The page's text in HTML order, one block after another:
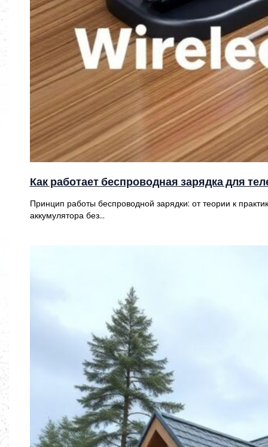
Как работает беспроводная зарядка для
Принцип работы беспроводной зарядки: от теории к
аккумулятора без…